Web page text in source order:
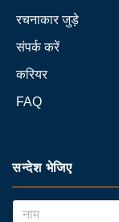
रचनाकार जुड़े
संपर्क करें
करियर
FAQ
सन्देश भेजिए